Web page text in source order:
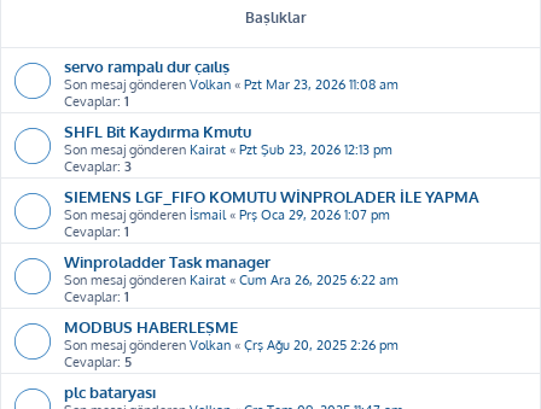
Başlıklar
servo rampalı dur çaılış
Son mesaj gönderen Volkan « Pzt Mar 23, 2026 11:08 am
Cevaplar: 1
SHFL Bit Kaydırma Kmutu
Son mesaj gönderen Kairat « Pzt Şub 23, 2026 12:13 pm
Cevaplar: 3
SIEMENS LGF_FIFO KOMUTU WİNPROLADER İLE YAPMA
Son mesaj gönderen İsmail« Prş Oca 29, 2026 1:07 pm
Cevaplar: 1
Winproladder Task manager
Son mesaj gönderen Kairat « Cum Ara 26, 2025 6:22 am
Cevaplar: 1
MODBUS HABERLEŞME
Son mesaj gönderen Volkan « Çrş Ağu 20, 2025 2:26 pm
Cevaplar: 5
plc bataryası